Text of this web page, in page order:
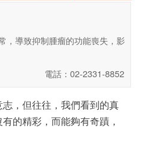
，導致抑制腫瘤的功能喪失，影
電話：02-2331-8852
，但往­往，我們看到的真
的精彩，而能夠有奇蹟，